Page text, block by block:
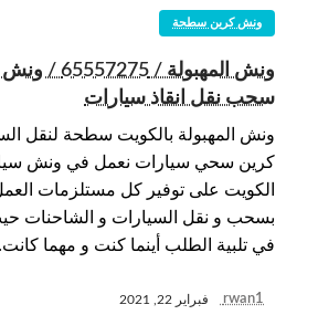
ونش كرين سطحة
ونش المهبولة
سحب نقل انقاذ سيارات
ونش المهبولة بالكويت سطحة لنقل
كرين سحي سيارات نعمل في ونش
الكويت على توفير كل مستلزمات
بسحب و نقل السيارات و الشاحنات
في تلبية الطلب أينما كنت و مهما
rwan1 فبراير 22, 2021